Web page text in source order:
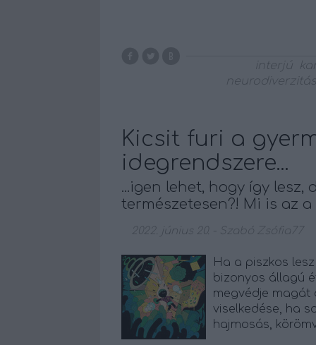
interjú
neurodiverzitás
Kicsit furi a
idegrendszere...
...igen lehet, hogy így lesz,
természetesen?! Mi is az a
2022. június 20. Szabó Zsófia77
Ha a piszkos
bizonyos állagú
megvédje magát
viselkedése, ha
hajmosás,